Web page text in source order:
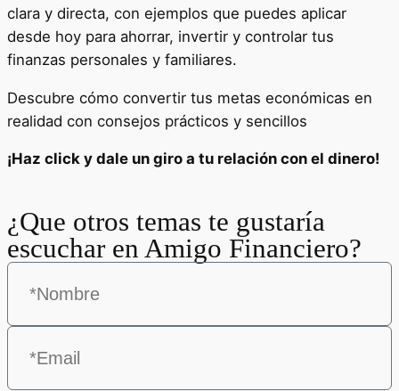
clara y directa, con ejemplos que puedes aplicar
desde hoy para ahorrar, invertir y controlar tus
finanzas personales y familiares.
Descubre cómo convertir tus metas económicas en
realidad con consejos prácticos y sencillos
¡Haz click y dale un giro a tu relación con el dinero!
¿Que otros temas te gustaría
escuchar en Amigo Financiero?